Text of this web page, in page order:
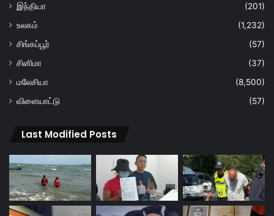
இந்தியா
(201)
உலகம்
(1,232)
சிங்கப்பூர்
(57)
சினிமா
(37)
மலேசியா
(8,500)
விளையாட்டு
(57)
Last Modified Posts